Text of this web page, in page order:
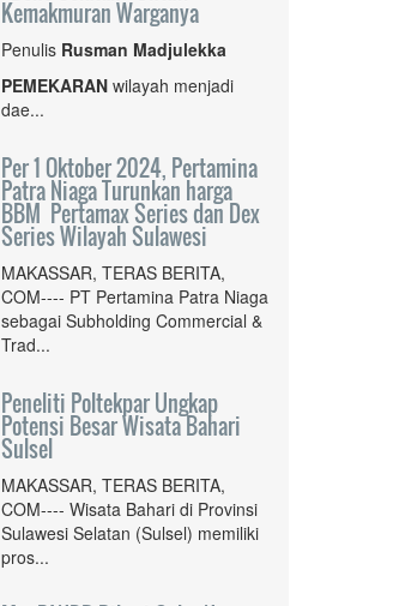
Kemakmuran Warganya
Penulis Rusman Madjulekka
PEMEKARAN wilayah menjadi
dae...
Per 1 Oktober 2024, Pertamina
Patra Niaga Turunkan harga
BBM Pertamax Series dan Dex
Series Wilayah Sulawesi
MAKASSAR, TERAS BERITA,
COM---- PT Pertamina Patra Niaga
sebagai Subholding Commercial &
Trad...
Peneliti Poltekpar Ungkap
Potensi Besar Wisata Bahari
Sulsel
MAKASSAR, TERAS BERITA,
COM---- Wisata Bahari di Provinsi
Sulawesi Selatan (Sulsel) memiliki
pros...